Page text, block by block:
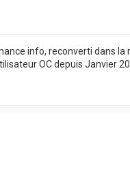
info, reconverti dans la
OC depuis Janvier